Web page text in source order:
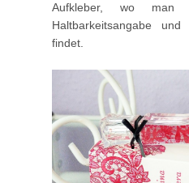
Aufkleber, wo man
Haltbarkeitsangabe
findet.